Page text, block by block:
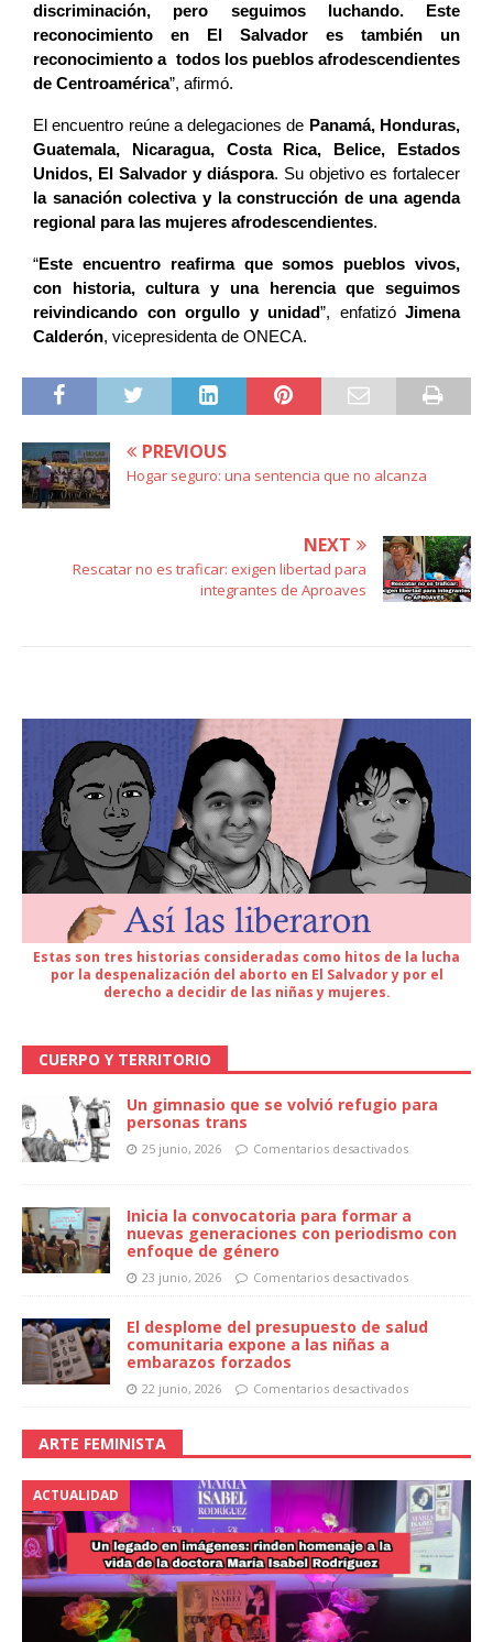
discriminación, pero seguimos luchando. Este
reconocimiento en El Salvador es también un
reconocimiento a  todos los pueblos afrodescendientes
de Centroamérica”, afirmó.
El encuentro reúne a delegaciones de Panamá, Honduras,
Guatemala, Nicaragua, Costa Rica, Belice, Estados
Unidos, El Salvador y diáspora. Su objetivo es fortalecer
la sanación colectiva y la construcción de una agenda
regional para las mujeres afrodescendientes.
“Este encuentro reafirma que somos pueblos vivos,
con historia, cultura y una herencia que seguimos
reivindicando con orgullo y unidad”, enfatizó Jimena
Calderón, vicepresidenta de ONECA.
PREVIOUS
Hogar seguro: una sentencia que no alcanza
NEXT
Rescatar no es traficar: exigen libertad para
integrantes de Aproaves
Estas son tres historias consideradas como hitos de la lucha
por la despenalización del aborto en El Salvador y por el
derecho a decidir de las niñas y mujeres.
CUERPO Y TERRITORIO
Un gimnasio que se volvió refugio para
personas trans
25 junio, 2026 Comentarios desactivados
Inicia la convocatoria para formar a
nuevas generaciones con periodismo con
enfoque de género
23 junio, 2026 Comentarios desactivados
El desplome del presupuesto de salud
comunitaria expone a las niñas a
embarazos forzados
22 junio, 2026 Comentarios desactivados
ARTE FEMINISTA
ACTUALIDAD